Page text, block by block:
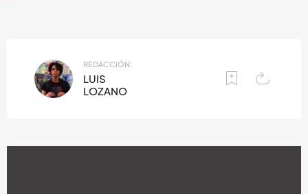
REDACCIÓN:
LUIS
LOZANO